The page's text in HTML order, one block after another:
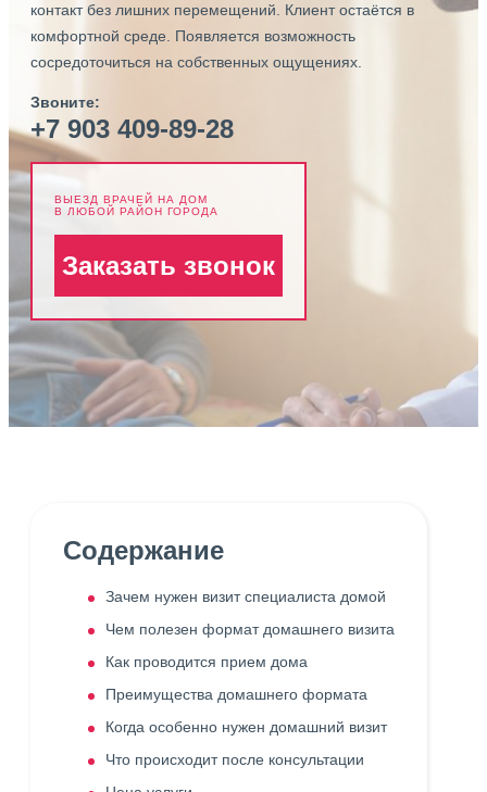
контакт без лишних перемещений. Клиент остаётся в
комфортной среде. Появляется возможность
сосредоточиться на собственных ощущениях.
Звоните:
+7 903 409-89-28
ВЫЕЗД ВРАЧЕЙ НА ДОМ
В ЛЮБОЙ РАЙОН ГОРОДА
Заказать звонок
Содержание
Зачем нужен визит специалиста домой
Чем полезен формат домашнего визита
Как проводится прием дома
Преимущества домашнего формата
Когда особенно нужен домашний визит
Что происходит после консультации